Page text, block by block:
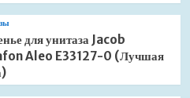
для унитаза Jacob
Aleo E33127-0 (Лучшая